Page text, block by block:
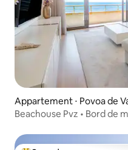
Appartement ⋅ Povoa de
Beachouse Pvz • Bord de